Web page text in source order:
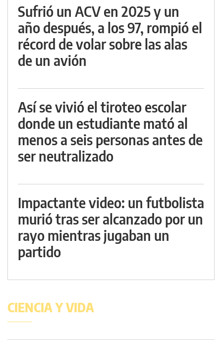
Sufrió un ACV en 2025 y un
año después, a los 97, rompió el
récord de volar sobre las alas
de un avión
Así se vivió el tiroteo escolar
donde un estudiante mató al
menos a seis personas antes de
ser neutralizado
Impactante video: un futbolista
murió tras ser alcanzado por un
rayo mientras jugaban un
partido
CIENCIA Y VIDA